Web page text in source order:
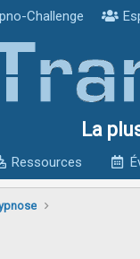
Challenge
La
Ressources